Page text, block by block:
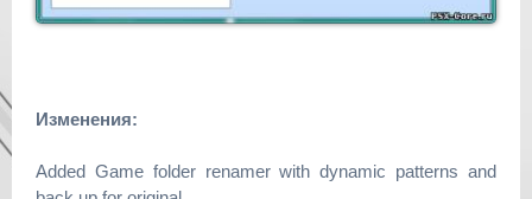
Изменения:
Added Game folder renamer with dynamic patterns and